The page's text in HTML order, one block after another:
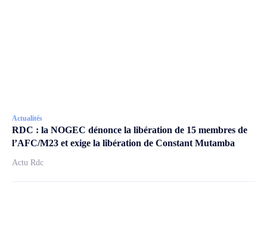
Actualités
RDC : la NOGEC dénonce la libération de 15 membres de
l’AFC/M23 et exige la libération de Constant Mutamba
Actu Rdc